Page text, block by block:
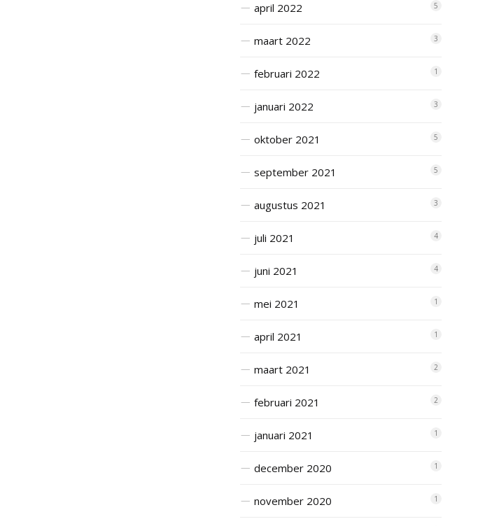
april 2022 5
maart 2022 3
februari 2022 1
januari 2022 3
oktober 2021 5
september 2021 5
augustus 2021 3
juli 2021 4
juni 2021 4
mei 2021 1
april 2021 1
maart 2021 2
februari 2021 2
januari 2021 1
december 2020 1
november 2020 1